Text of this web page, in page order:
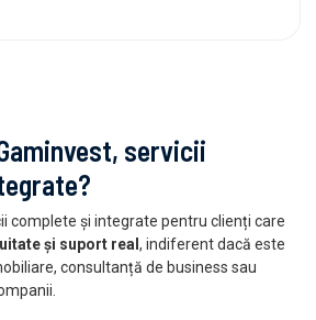
servicii
complete și integrate pentru clienți care
și suport real , indiferent dacă este
consultanță de business sau